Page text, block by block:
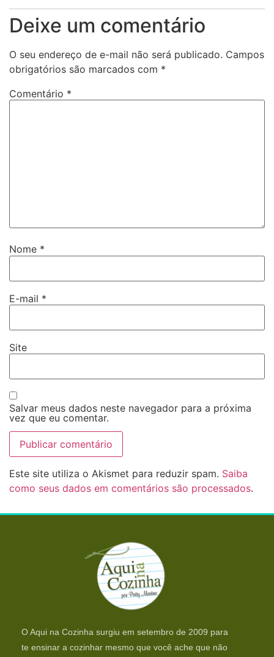
Deixe um comentário
O seu endereço de e-mail não será publicado. Campos
obrigatórios são marcados com *
Comentário *
Nome *
E-mail *
Site
Salvar meus dados neste navegador para a próxima
vez que eu comentar.
Este site utiliza o Akismet para reduzir spam. Saiba
como seus dados em comentários são processados.
O Aqui na Cozinha surgiu em setembro de 2009 para
te ensinar a cozinhar mesmo que você ache que não